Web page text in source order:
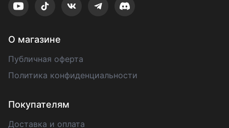
О магазине
Публичная оферта
Политика конфиденциальности
Покупателям
Доставка и оплата